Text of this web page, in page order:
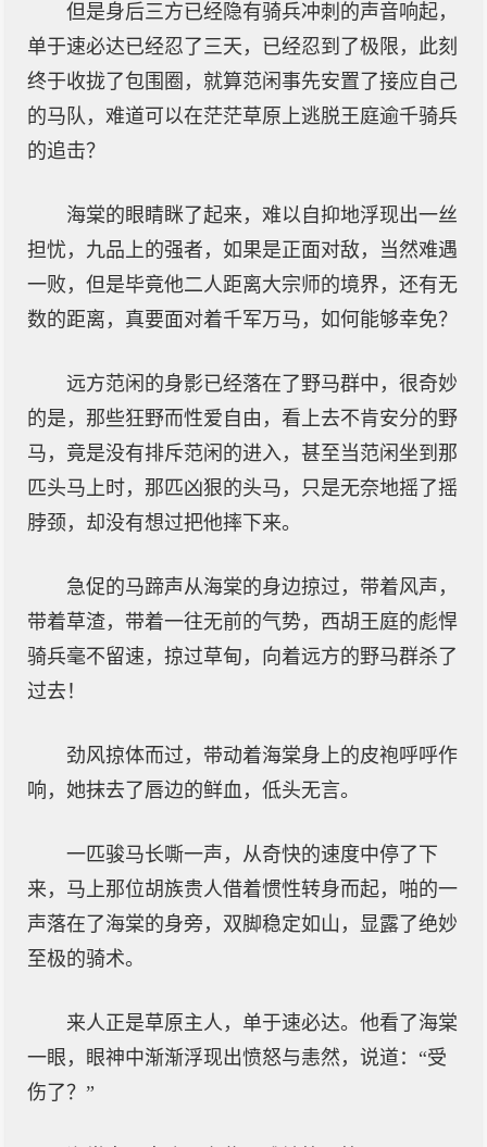
但是身后三方已经隐有骑兵冲刺的声音响起，
单于速必达已经忍了三天，已经忍到了极限，此刻
终于收拢了包围圈，就算范闲事先安置了接应自己
的马队，难道可以在茫茫草原上逃脱王庭逾千骑兵
的追击？
海棠的眼睛眯了起来，难以自抑地浮现出一丝
担忧，九品上的强者，如果是正面对敌，当然难遇
一败，但是毕竟他二人距离大宗师的境界，还有无
数的距离，真要面对着千军万马，如何能够幸免？
远方范闲的身影已经落在了野马群中，很奇妙
的是，那些狂野而性爱自由，看上去不肯安分的野
马，竟是没有排斥范闲的进入，甚至当范闲坐到那
匹头马上时，那匹凶狠的头马，只是无奈地摇了摇
脖颈，却没有想过把他摔下来。
急促的马蹄声从海棠的身边掠过，带着风声，
带着草渣，带着一往无前的气势，西胡王庭的彪悍
骑兵毫不留速，掠过草甸，向着远方的野马群杀了
过去！
劲风掠体而过，带动着海棠身上的皮袍呼呼作
响，她抹去了唇边的鲜血，低头无言。
一匹骏马长嘶一声，从奇快的速度中停了下
来，马上那位胡族贵人借着惯性转身而起，啪的一
声落在了海棠的身旁，双脚稳定如山，显露了绝妙
至极的骑术。
来人正是草原主人，单于速必达。他看了海棠
一眼，眼神中渐渐浮现出愤怒与恚然，说道：“受
伤了？”